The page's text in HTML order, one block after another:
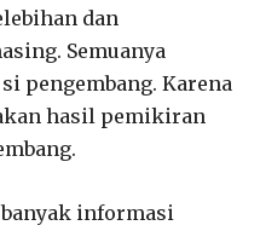
dan
Semuanya
pengembang. Karena
hasil pemikiran
informasi